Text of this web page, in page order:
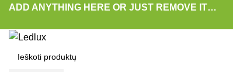
ADD ANYTHING HERE OR JUST REMOVE IT…